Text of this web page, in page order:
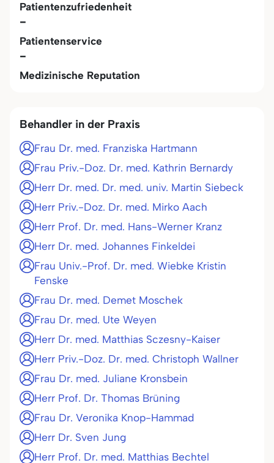
Patientenzufriedenheit
-
Patientenservice
-
Medizinische Reputation
Behandler in der Praxis
Frau Dr. med. Franziska Hartmann
Frau Priv.-Doz. Dr. med. Kathrin Bernardy
Herr Dr. med. Dr. med. univ. Martin Siebeck
Herr Priv.-Doz. Dr. med. Mirko Aach
Herr Prof. Dr. med. Hans-Werner Kranz
Herr Dr. med. Johannes Finkeldei
Frau Univ.-Prof. Dr. med. Wiebke Kristin
Fenske
Frau Dr. med. Demet Moschek
Frau Dr. med. Ute Weyen
Herr Dr. med. Matthias Sczesny-Kaiser
Herr Priv.-Doz. Dr. med. Christoph Wallner
Frau Dr. med. Juliane Kronsbein
Herr Prof. Dr. Thomas Brüning
Frau Dr. Veronika Knop-Hammad
Herr Dr. Sven Jung
Herr Prof. Dr. med. Matthias Bechtel